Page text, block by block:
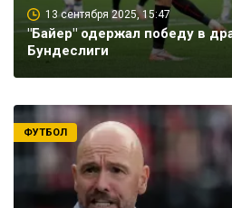
13 сентября 2025, 15:47
"Байер" одержал победу в
Бундеслиги
ФУТБОЛ